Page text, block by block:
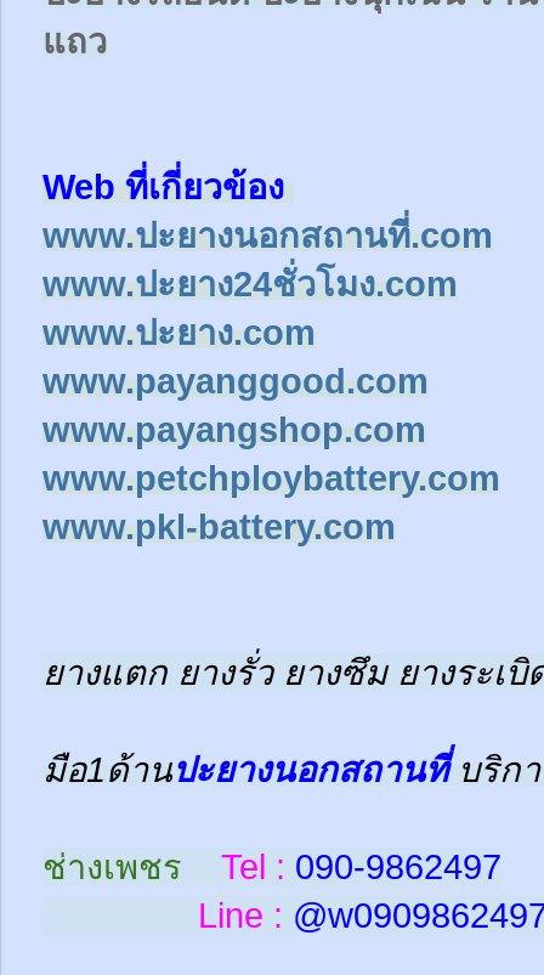
แถว
Web ที่เกี่ยวข้อง
www.ปะยางนอกสถานที่.com
www.ปะยาง24ชั่วโมง.com
www.ปะยาง.com
www.payanggood.com
www.payangshop.com
www.petchploybattery.com
www.pkl-battery.com
ยางแตก ยางรั่ว ยางซึม ยางระเบิ
มือ1ด้านปะยางนอกสถานที่ บริก
ช่างเพชร Tel : 090-9862497
Line : @w